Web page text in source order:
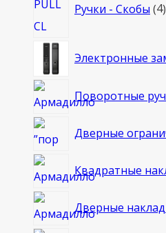
Ручки - Скобы 4
Электронные
Поворотные
Дверные
Квадратные
Дверные